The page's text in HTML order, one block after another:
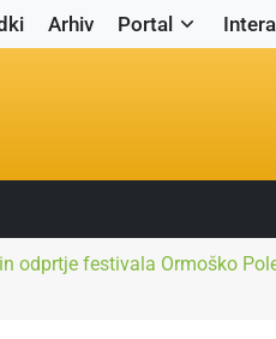
Arhiv Portal
odprtje festivala Ormoško